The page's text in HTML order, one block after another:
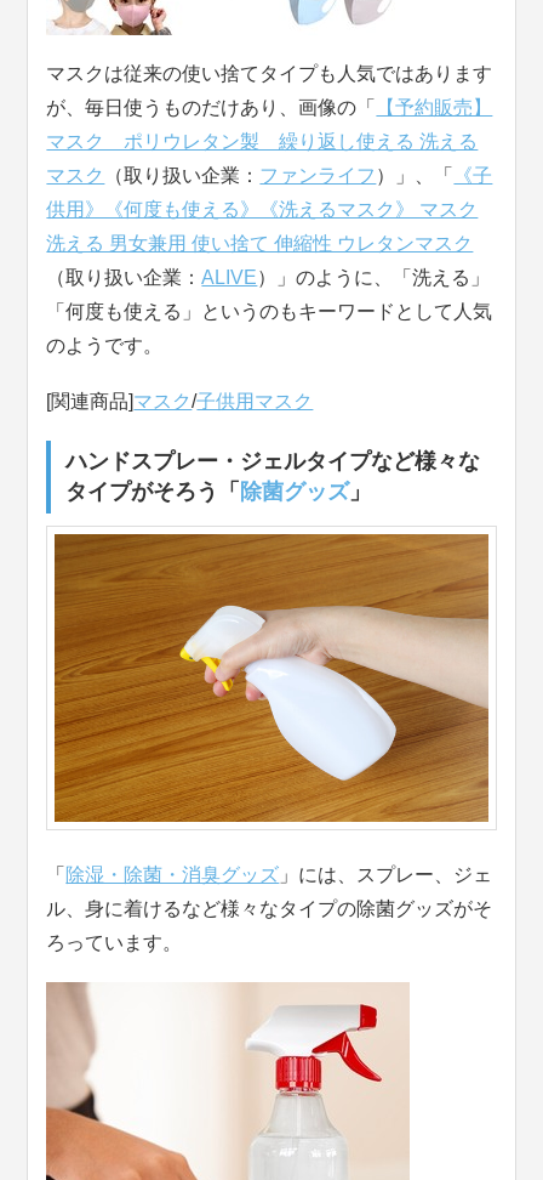
マスクは従来の使い捨てタイプも人気ではあります
が、毎日使うものだけあり、画像の「
【予約販売】
マスク ポリウレタン製 繰り返し使える 洗える
マスク
（取り扱い企業： ファンライフ ）」、「
《子
供用》《何度も使える》《洗えるマスク》 マスク
洗える 男女兼用 使い捨て 伸縮性 ウレタンマスク
（取り扱い企業：ALIVE）」のように、「洗える」
「何度も使える」というのもキーワードとして人気
のようです。
[関連商品]マスク/子供用マスク
ハンドスプレー・ジェルタイプなど様々な
タイプがそろう「 除菌グッズ」
「 除湿・除菌・消臭グッズ 」には、スプレー、ジェ
ル、身に着けるなど様々なタイプの除菌グッズがそ
ろっています。